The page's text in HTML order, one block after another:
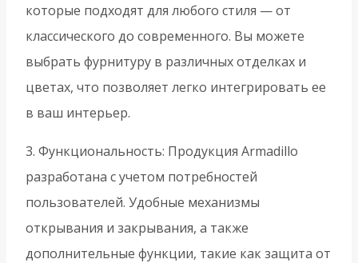
которые подходят для любого стиля — от
классического до современного. Вы можете
выбрать фурнитуру в различных отделках и
цветах, что позволяет легко интегрировать ее
в ваш интерьер.
3. Функциональность: Продукция Armadillo
разработана с учетом потребностей
пользователей. Удобные механизмы
открывания и закрывания, а также
дополнительные функции, такие как защита от